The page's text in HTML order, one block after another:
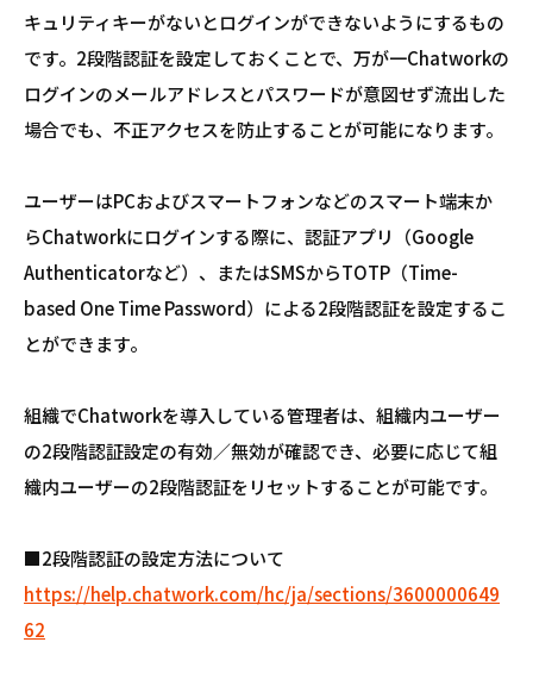
キュリティキーがないとログインができないようにするもの
です。2段階認証を設定しておくことで、万が一Chatworkの
ログインのメールアドレスとパスワードが意図せず流出した
場合でも、不正アクセスを防止することが可能になります。
ユーザーはPCおよびスマートフォンなどのスマート端末か
らChatworkにログインする際に、認証アプリ（Google
Authenticatorなど）、またはSMSからTOTP（Time-
based One Time Password）による2段階認証を設定するこ
とができます。
組織でChatworkを導入している管理者は、組織内ユーザー
の2段階認証設定の有効／無効が確認でき、必要に応じて組
織内ユーザーの2段階認証をリセットすることが可能です。
■2段階認証の設定方法について
https://help.chatwork.com/hc/ja/sections/3600000649
62